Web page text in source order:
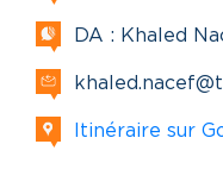
DA : Khaled
Itinéraire sur